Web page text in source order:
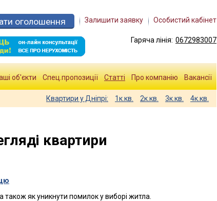
оголошення Залишити заявку Особистий кабінет
Гаряча лінія: 0672983007
об'єкти Спец.пропозиції Статті Про компанію Вакансії
Квартири у Дніпрі: 1к.кв. 2к.кв. 3к.кв. 4к.кв.
квартири
також як уникнути помилок у виборі житла.